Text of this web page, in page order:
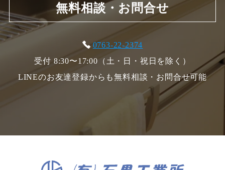
無料相談・お問合せ
0763-22-2374
受付 8:30〜17:00（土・日・祝日を除く）
LINEのお友達登録からも無料相談・お問合せ可能